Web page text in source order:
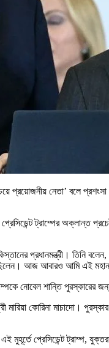
প্রয়োজনীয় নেতা’ বলে
ট্রাম্পের অক্লান্ত
প্রধানমন্ত্রী। তিনি
আজ আবারও আমি এই
নোবেল শান্তি পুরস্কারের
মারিয়া কোরিনা মাচাদো।
প্রেসিডেন্ট ট্রাম্প,